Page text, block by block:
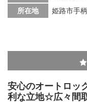
所在地
姫路市手
安心のオートロッ
利な立地☆広々間